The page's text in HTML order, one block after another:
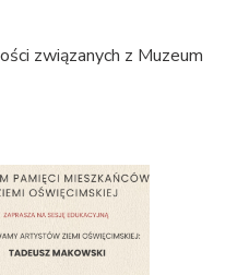
związanych z Muzeum